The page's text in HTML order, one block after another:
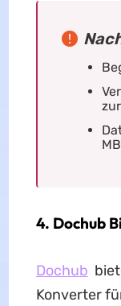
4. Dochub
Dochub
Konverter